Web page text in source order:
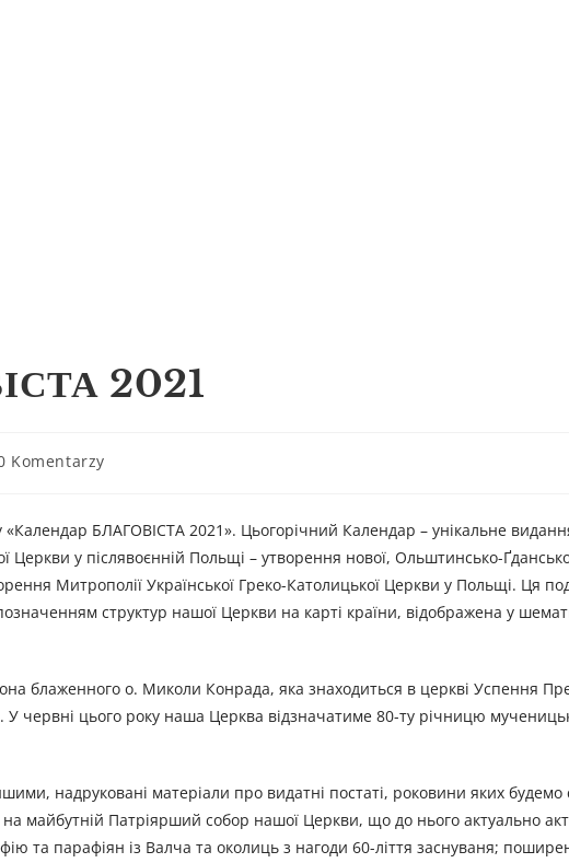
2021
Komentarzy
БЛАГОВІСТА 2021». Цьогорічний Календар – унікальне
Церкви у післявоєнній Польщі – утворення нової, Ольштинсько-
Митрополії Української Греко-Католицької Церкви у Польщі. Ця
структур нашої Церкви на карті країни, відображена у
блаженного о. Миколи Конрада, яка знаходиться в церкві Успення
У червні цього року наша Церква відзначатиме 80-ту річницю
надруковані матеріали про видатні постаті, роковини яких будемо
на майбутній Патріярший собор нашої Церкви, що до нього актуально
та парафіян із Валча та околиць з нагоди 60-ліття заснуваня;